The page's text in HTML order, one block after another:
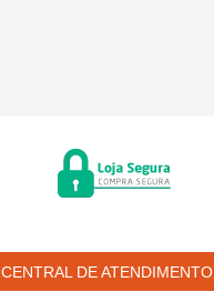
CENTRAL DE ATENDIMENTO